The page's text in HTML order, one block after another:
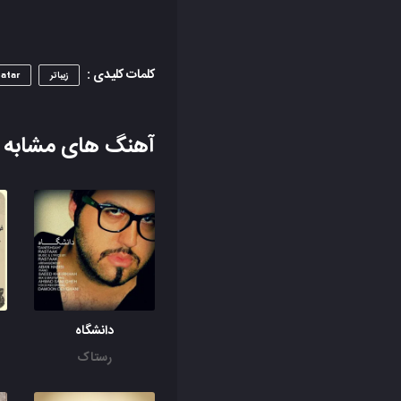
کلمات کلیدی : زیباتر
آهنگ های مشابه
دانشگاه
رستاک